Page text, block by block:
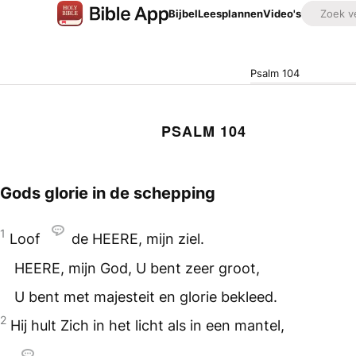
BijbelLeesplannenVideo's
Psalm 104
PSALM 104
Gods glorie in de schepping
1 Loof de HEERE, mijn ziel.
HEERE, mijn God, U bent zeer groot,
U bent met majesteit en glorie bekleed.
2 Hij hult Zich in het licht als in een mantel,